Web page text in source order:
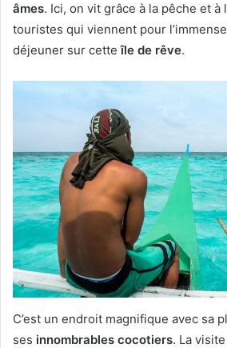
âmes. Ici, on vit grâce à la pêche et à
touristes qui viennent pour
déjeuner sur cetteîle de rêve.
C’est un endroit magnifique avec sa
ses innombrables cocotiers. La